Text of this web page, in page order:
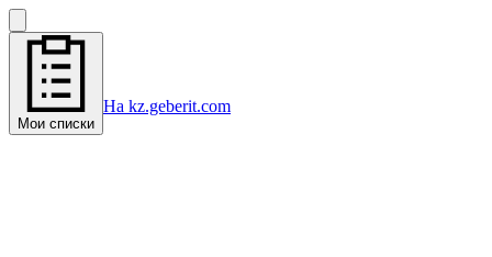
Мои списки
На kz.geberit.com